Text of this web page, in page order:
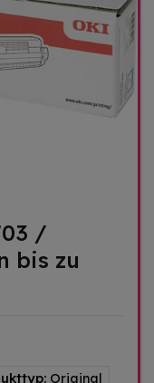
/
bis zu
Original